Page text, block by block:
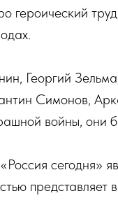
героический
Георгий
Симонов,
войны, они
сегодня»
представляет